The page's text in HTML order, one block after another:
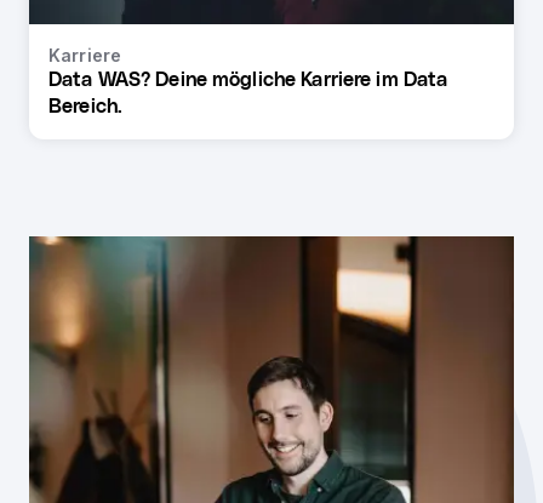
Karriere
Data WAS? Deine mögliche Karriere im Data
Bereich.